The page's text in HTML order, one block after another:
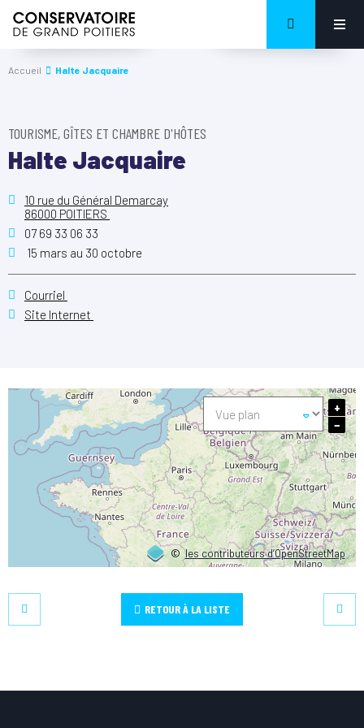
Accueil Halte Jacquaire
TOURISME, GÎTES ET CHAMBRE D'HÔTES
Halte Jacquaire
10 rue du Général Demarcay
86000 POITIERS
07 69 33 06 33
15 mars au 30 octobre
Courriel
Site Internet
©les contributeurs d’OpenStreetMap
+
−
RETOUR À LA LISTE